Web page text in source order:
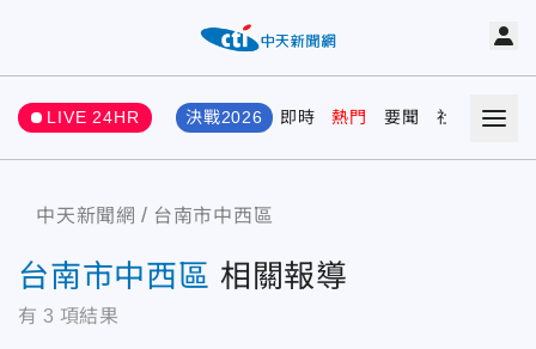
LIVE 24HR 決戰2026 即時 熱門 要聞 社會 娛樂
中天新聞網 台南市中西區
台南市中西區 相關報導
有 3 項結果